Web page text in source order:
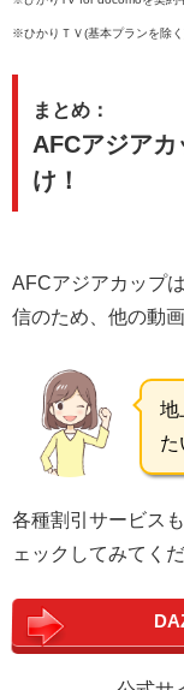
※ひかりＴＶ(基本プランを除
まとめ：
AFCアジア
け！
AFCアジアカップ
信のため、他の動
地
た
各種割引サービス
ェックしてみてく